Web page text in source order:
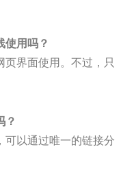
使用吗？
界面使用。不过，只
？
可以通过唯一的链接分